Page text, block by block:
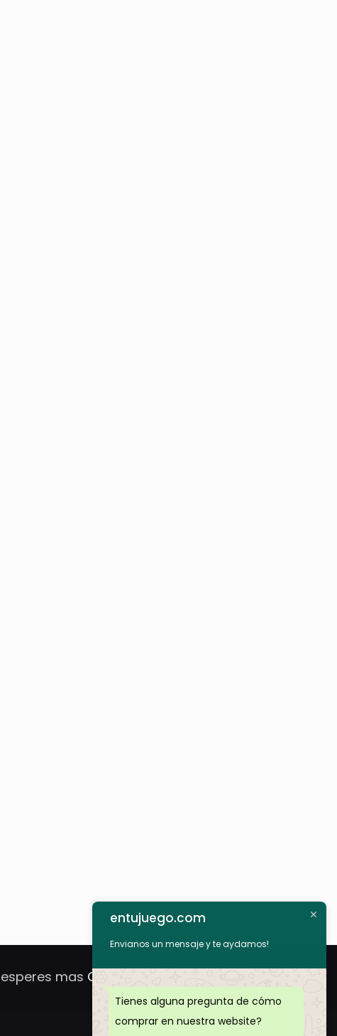
mas Compra Ya!
entujuego.com
Envianos un mensaje y te aydamos!
Tienes alguna pregunta de cómo
comprar en nuestra website?